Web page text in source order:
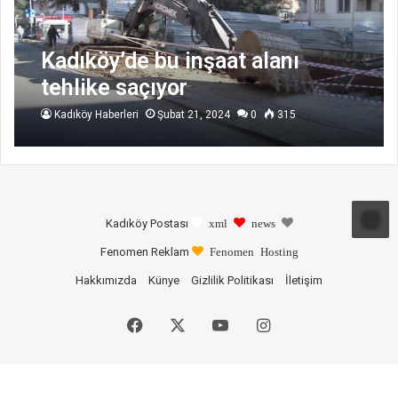
Kadıköy’de bu inşaat alanı
tehlike saçıyor
Kadıköy Haberleri Şubat 21, 2024 0 315
Kadıköy Postası xml news
Fenomen Reklam Fenomen Hosting
Hakkımızda Künye Gizlilik Politikası İletişim
Facebook YouTubeInstagram